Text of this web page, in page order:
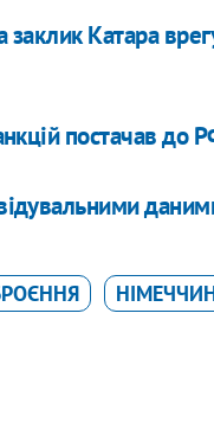
Катара
постачав до